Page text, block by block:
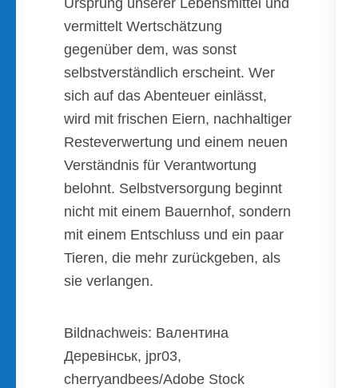
vermittelt Wertschätzung
gegenüber dem, was sonst
selbstverständlich erscheint. Wer
sich auf das Abenteuer einlässt,
wird mit frischen Eiern, nachhaltiger
Resteverwertung und einem neuen
Verständnis für Verantwortung
belohnt. Selbstversorgung beginnt
nicht mit einem Bauernhof, sondern
mit einem Entschluss und ein paar
Tieren, die mehr zurückgeben, als
sie verlangen.
Bildnachweis: Валентина
Деревінськ, jpr03,
cherryandbees/Adobe Stock